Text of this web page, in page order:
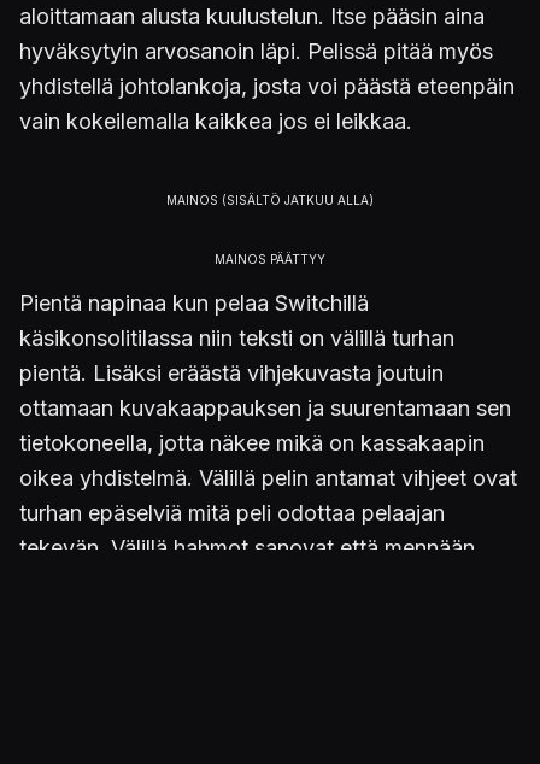
aloittamaan alusta kuulustelun. Itse pääsin aina
hyväksytyin arvosanoin läpi. Pelissä pitää myös
yhdistellä johtolankoja, josta voi päästä eteenpäin
vain kokeilemalla kaikkea jos ei leikkaa.
Pientä napinaa kun pelaa Switchillä
käsikonsolitilassa niin teksti on välillä turhan
pientä. Lisäksi eräästä vihjekuvasta joutuin
ottamaan kuvakaappauksen ja suurentamaan sen
tietokoneella, jotta näkee mikä on kassakaapin
oikea yhdistelmä. Välillä pelin antamat vihjeet ovat
turhan epäselviä mitä peli odottaa pelaajan
tekevän. Välillä hahmot sanovat että mennään